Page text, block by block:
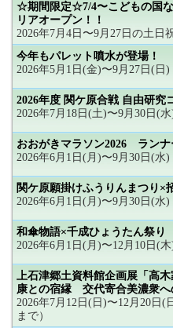
☆期間限定☆7/4〜こどもの国
リアオープン！！
2026年7月4日〜9月27日の土
今年もパレット噴水が登場！
2026年5月1日(金)〜9月27日(日)
2026年度 関ケ原合戦 自由研究
2026年7月18日(土)〜9月30日(水
おおがきマラソン2026 ランナ
2026年6月1日(月)〜9月30日(
関ケ原願掛けふうりんまつり×
2026年6月1日(月)〜9月30日(水)
和傘物語×千成ひょうたん祭り
2026年6月1日(月)〜12月10日(
上石津郷土資料館企画展「高
康との宿縁 交代寄合美濃衆へ
2026年7月12日(日)〜12月20日(
まで）